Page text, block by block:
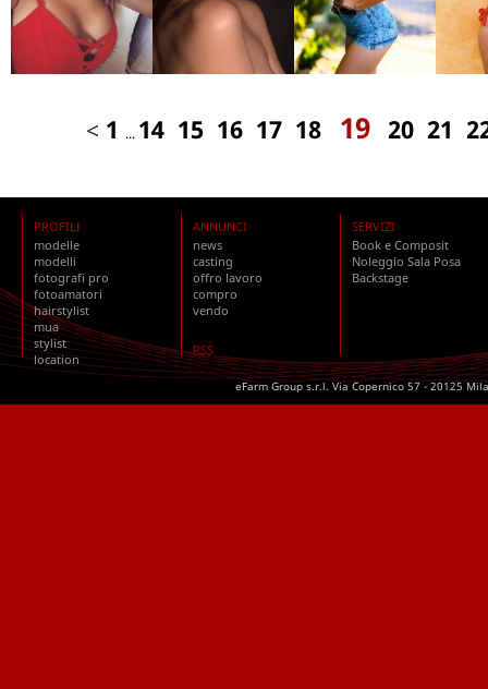
< 1 ... 14 15 16 17 18 19 20 21
PROFILI
modelle
modelli
fotografi pro
fotoamatori
hairstylist
mua
stylist
location
ANNUNCI
news
casting
offro lavoro
compro
vendo
RSS
SERVIZI
Book e Composit
Noleggio Sala Posa
Backstage
eFarm Group s.r.l. Via Copernico 57 - 20125